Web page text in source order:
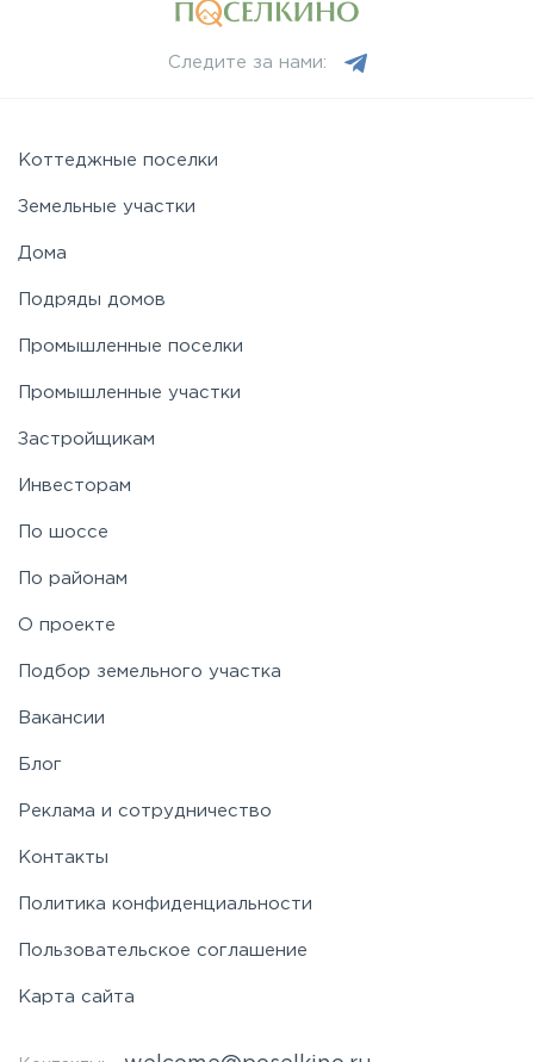
Следите за нами:
Коттеджные поселки
Земельные участки
Дома
Подряды домов
Промышленные поселки
Промышленные участки
Застройщикам
Инвесторам
По шоссе
По районам
О проекте
Подбор земельного участка
Вакансии
Блог
Реклама и сотрудничество
Контакты
Политика конфиденциальности
Пользовательское соглашение
Карта сайта